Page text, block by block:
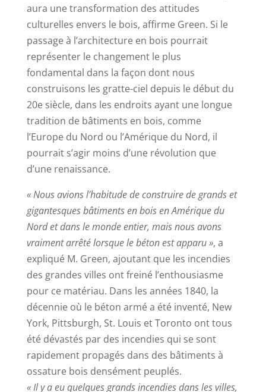
aura une transformation des attitudes
culturelles envers le bois, affirme Green. Si le
passage à l’architecture en bois pourrait
représenter le changement le plus
fondamental dans la façon dont nous
construisons les gratte-ciel depuis le début du
20e siècle, dans les endroits ayant une longue
tradition de bâtiments en bois, comme
l’Europe du Nord ou l’Amérique du Nord, il
pourrait s’agir moins d’une révolution que
d’une renaissance.
« Nous avions l’habitude de construire de grands et
gigantesques bâtiments en bois en Amérique du
Nord et dans le monde entier, mais nous avons
vraiment arrêté lorsque le béton est apparu », a
expliqué M. Green, ajoutant que les incendies
des grandes villes ont freiné l’enthousiasme
pour ce matériau. Dans les années 1840, la
décennie où le béton armé a été inventé, New
York, Pittsburgh, St. Louis et Toronto ont tous
été dévastés par des incendies qui se sont
rapidement propagés dans des bâtiments à
ossature bois densément peuplés.
« Il y a eu quelques grands incendies dans les villes,